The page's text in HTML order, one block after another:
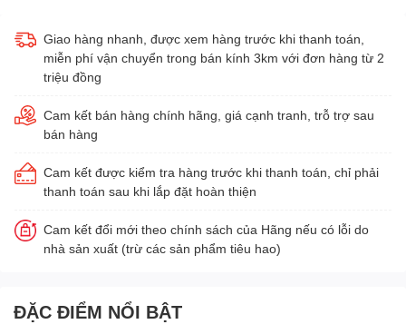
Giao hàng nhanh, được xem hàng trước khi thanh toán,
miễn phí vận chuyển trong bán kính 3km với đơn hàng từ 2
triệu đồng
Cam kết bán hàng chính hãng, giá cạnh tranh, trỗ trợ sau
bán hàng
Cam kết được kiểm tra hàng trước khi thanh toán, chỉ phải
thanh toán sau khi lắp đặt hoàn thiện
Cam kết đổi mới theo chính sách của Hãng nếu có lỗi do
nhà sản xuất (trừ các sản phẩm tiêu hao)
ĐẶC ĐIỂM NỔI BẬT